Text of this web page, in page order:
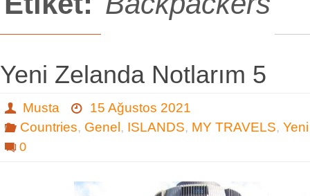
Yeni Zelanda Notlarım 5
Musta
15 Ağustos 2021
Countries, Genel , ISLANDS, MY TRAVELS,
0